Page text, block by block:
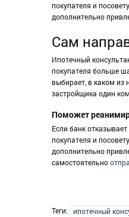
покупателя и
дополнительно
Сам
Ипотечный
покупателя больше
выбирает, в каком из
застройщика один
Поможет
Если банк
покупателя и
дополнительно
самостоятельно
Теги: ипотечный